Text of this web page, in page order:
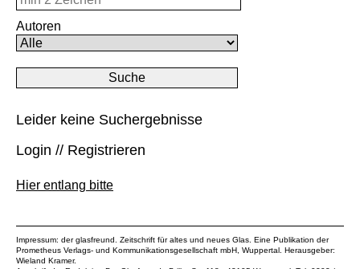
Autoren
Leider keine Suchergebnisse
Login // Registrieren
Hier entlang bitte
Impressum: der glasfreund. Zeitschrift für altes und neues Glas. Eine Publikation der
Prometheus Verlags- und Kommunikationsgesellschaft mbH , Wuppertal. Herausgeber:
Wieland Kramer.